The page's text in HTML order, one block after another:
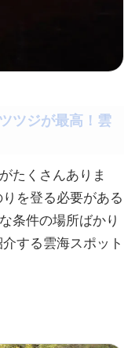
ツジが最高！雲
たくさんありま
を登る必要がある
条件の場所ばかり
する雲海スポット